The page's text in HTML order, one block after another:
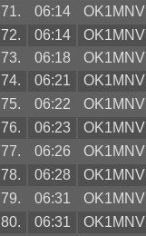
71.
06:14 OK1MNV
72.
06:14 OK1MNV
73.
06:18 OK1MNV
74.
06:21 OK1MNV
75.
06:22 OK1MNV
76.
06:23 OK1MNV
77.
06:26 OK1MNV
78.
06:28 OK1MNV
79.
06:31 OK1MNV
80.
06:31 OK1MNV